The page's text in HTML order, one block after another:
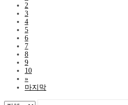
2
3
4
5
6
7
8
9
10
»
마지막